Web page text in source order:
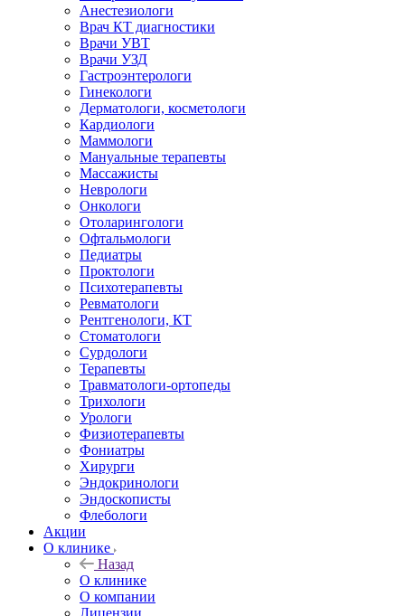
Анестезиологи
Врач КТ диагностики
Врачи УВТ
Врачи УЗД
Гастроэнтерологи
Гинекологи
Дерматологи, косметологи
Кардиологи
Маммологи
Мануальные терапевты
Массажисты
Неврологи
Онкологи
Отоларингологи
Офтальмологи
Педиатры
Проктологи
Психотерапевты
Ревматологи
Рентгенологи, КТ
Стоматологи
Сурдологи
Терапевты
Травматологи-ортопеды
Трихологи
Урологи
Физиотерапевты
Фониатры
Хирурги
Эндокринологи
Эндоскописты
Флебологи
Акции
О клинике
Назад
О клинике
О компании
Лицензии